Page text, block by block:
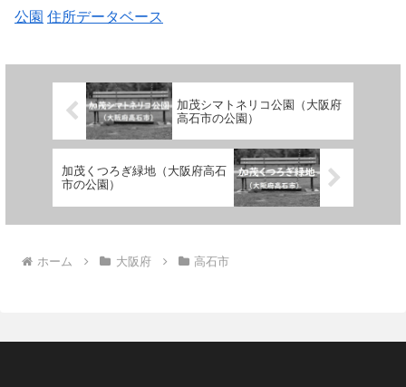
公園 住所データベース
加茂シマトネリコ公園（大阪府
高石市の公園）
加茂くつろぎ緑地（大阪府高石
市の公園）
ホーム 大阪府 高石市